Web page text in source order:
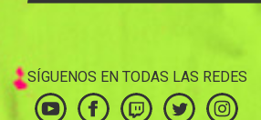
SÍGUENOS EN TODAS LAS REDES